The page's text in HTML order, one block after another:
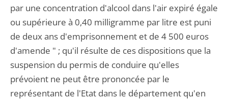
par une concentration d'alcool dans l'air expiré égale
ou supérieure à 0,40 milligramme par litre est puni
de deux ans d'emprisonnement et de 4 500 euros
d'amende " ; qu'il résulte de ces dispositions que la
suspension du permis de conduire qu'elles
prévoient ne peut être prononcée par le
représentant de l'Etat dans le département qu'en